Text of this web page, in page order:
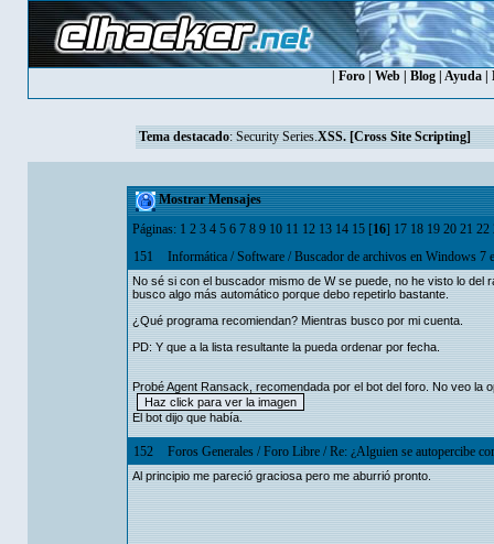
Foro Web Blog Ayuda
Tema destacado: Security Series.XSS. [Cross Site Scripting]
Mostrar Mensajes
Páginas: 1 2 3 4 5 6 7 8 9 10 11 12 13 14 15[16] 17 18 19 20 21 22
151
Informática/Software/Buscador de archivos en Windows 7
No sé si con el buscador mismo de W se puede, no he visto lo
busco algo más automático porque debo repetirlo bastante.
¿Qué programa recomiendan? Mientras busco por mi cuenta.
PD: Y que a la lista resultante la pueda ordenar por fecha.
Probé Agent Ransack, recomendada por el bot del foro. No veo la
El bot dijo que había.
152 Foros Generales/Foro Libre/Re: ¿Alguien se autopercibe
Al principio me pareció graciosa pero me aburrió pronto.